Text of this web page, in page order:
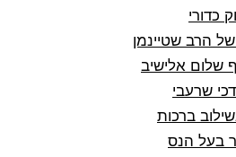
כדורי
הרב שטיינמן
שלום אלישיב
שרעבי
ברכות
בעל הנס